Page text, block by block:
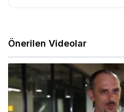
Önerilen Videolar